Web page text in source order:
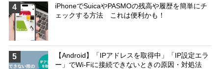
4
iPhoneでSuicaやPASMOの残高や履歴を簡単にチ
ェックする方法 これは便利かも！
5
【Android】「IPアドレスを取得中」「IP設定エラ
ー」でWi-Fiに接続できないときの原因・対処法